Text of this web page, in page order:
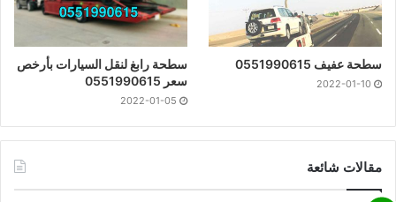
سطحة عفيف 0551990615
2022-01-10
سطحة رابغ لنقل السيارات بأرخص
سعر 0551990615
2022-01-05
مقالات شائعة